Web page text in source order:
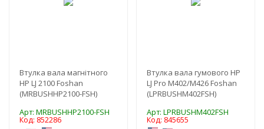
Втулка вала магнітного
HP LJ 2100 Foshan
(MRBUSHHP2100-FSH)
Арт: MRBUSHHP2100-FSH
Код: 852286
Втулка вала гумового HP
LJ Pro M402/M426 Foshan
(LPRBUSHM402FSH)
Арт: LPRBUSHM402FSH
Код: 845655